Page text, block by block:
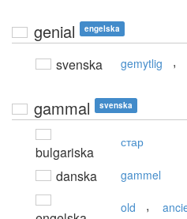
genial engelska
svenska gemytlig ,
gammal svenska
bulgariska
стар
danska gammel
old ,